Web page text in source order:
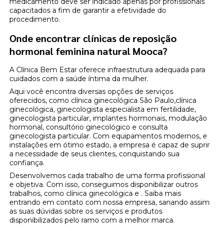
capacitados a fim de garantir a efetividade do
procedimento.
Onde encontrar clínicas de reposição
hormonal feminina natural Mooca?
A Clínica Bem Estar oferece infraestrutura adequada para
cuidados com a saúde íntima da mulher.
Aqui você encontra diversas opções de serviços
oferecidos, como clínica ginecológica São Paulo,clínica
ginecológica, ginecologista especialista em fertilidade,
ginecologista particular, implantes hormonais, modulação
hormonal, consultório ginecológico e consulta
ginecologista particular. Com equipamentos modernos, e
instalações em ótimo estado, a empresa é capaz de suprir
a necessidade de seus clientes, conquistando sua
confiança.
Desenvolvemos cada trabalho de uma forma profissional
e objetiva. Com isso, conseguimos disponibilizar outros
trabalhos, como clínica ginecológica e . Saiba mais
entrando em contato com nossa empresa, sanando assim
as suas dúvidas sobre os serviços e produtos
disponibilizados pelo ramo com a melhor marca.